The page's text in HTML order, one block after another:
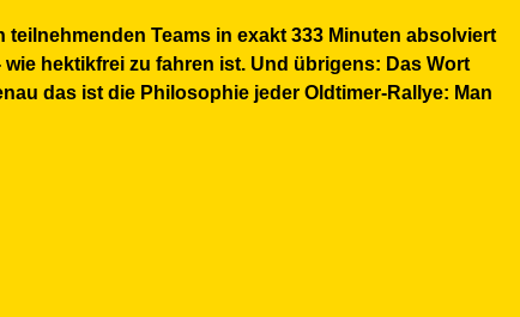
Teams in exakt 333 Minuten absolviert
hektikfrei zu fahren ist. Und übrigens: Das Wort
das ist die Philosophie jeder Oldtimer-Rallye: Man